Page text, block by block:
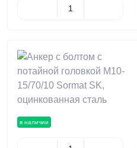
в наличии